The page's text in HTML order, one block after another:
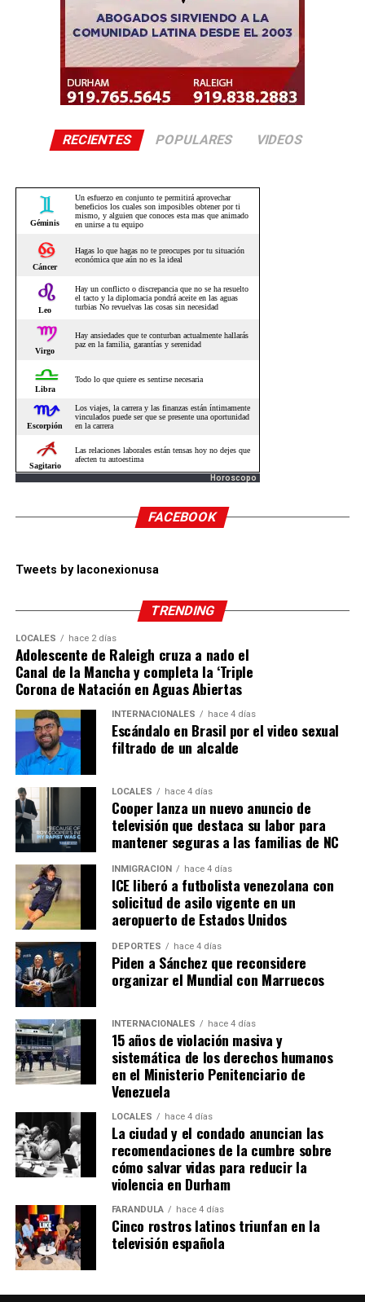
RECIENTES POPULARES VIDEOS
Horoscopo
FACEBOOK
Tweets by laconexionusa
TRENDING
LOCALES hace 2 días
Adolescente de Raleigh cruza a nado el
Canal de la Mancha y completa la ‘Triple
Corona de Natación en Aguas Abiertas
INTERNACIONALES hace 4 días
Escándalo en Brasil por el video sexual
filtrado de un alcalde
LOCALES hace 4 días
Cooper lanza un nuevo anuncio de
televisión que destaca su labor para
mantener seguras a las familias de NC
INMIGRACIÓN hace 4 días
ICE liberó a futbolista venezolana con
solicitud de asilo vigente en un
aeropuerto de Estados Unidos
DEPORTES hace 4 días
Piden a Sánchez que reconsidere
organizar el Mundial con Marruecos
INTERNACIONALES hace 4 días
15 años de violación masiva y
sistemática de los derechos humanos
en el Ministerio Penitenciario de
Venezuela
LOCALES hace 4 días
La ciudad y el condado anuncian las
recomendaciones de la cumbre sobre
cómo salvar vidas para reducir la
violencia en Durham
FARÁNDULA hace 4 días
Cinco rostros latinos triunfan en la
televisión española